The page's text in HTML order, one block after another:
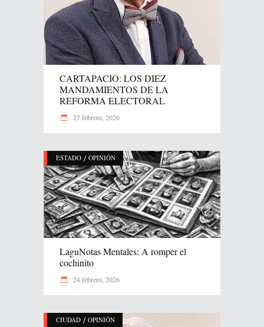
CARTAPACIO: LOS DIEZ
MANDAMIENTOS DE LA
REFORMA ELECTORAL
27 febrero, 2026
ESTADO / OPINIÓN
LaguNotas Mentales: A romper el
cochinito
24 febrero, 2026
CIUDAD / OPINIÓN